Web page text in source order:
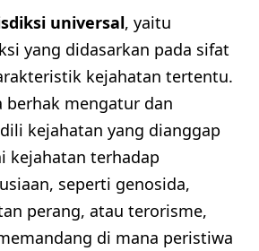
universal, yaitu
yang didasarkan pada sifat
kejahatan tertentu.
berhak mengatur dan
kejahatan yang dianggap
kejahatan terhadap
seperti genosida,
perang, atau terorisme,
di mana peristiwa